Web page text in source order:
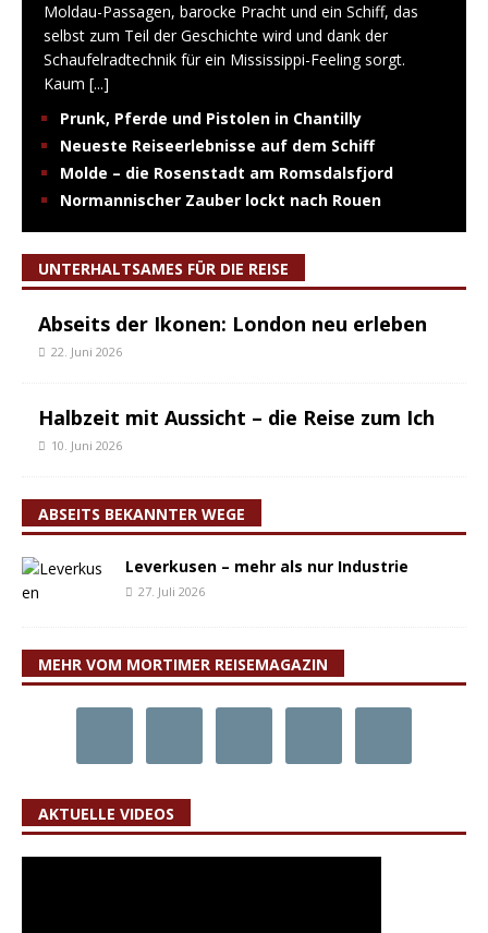
Moldau-Passagen, barocke Pracht und ein Schiff, das
selbst zum Teil der Geschichte wird und dank der
Schaufelradtechnik für ein Mississippi-Feeling sorgt.
Kaum [...]
Prunk, Pferde und Pistolen in Chantilly
Neueste Reiseerlebnisse auf dem Schiff
Molde – die Rosenstadt am Romsdalsfjord
Normannischer Zauber lockt nach Rouen
UNTERHALTSAMES FÜR DIE REISE
Abseits der Ikonen: London neu erleben
22. Juni 2026
Halbzeit mit Aussicht – die Reise zum Ich
10. Juni 2026
ABSEITS BEKANNTER WEGE
Leverkusen – mehr als nur Industrie
27. Juli 2026
MEHR VOM MORTIMER REISEMAGAZIN
AKTUELLE VIDEOS